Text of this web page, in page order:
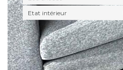
Etat intérieur